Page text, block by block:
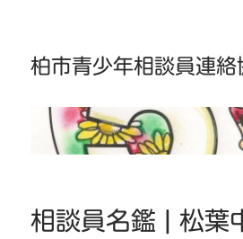
柏市青少年相談員連絡
相談員名鑑 | 松葉